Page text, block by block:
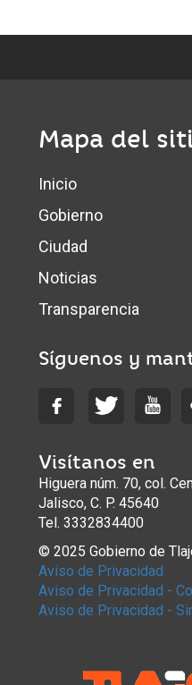
Mapa del
Inicio
Gobierno
Ciudad
Noticias
Transparencia
Síguenos y
Visítanos en
Higuera núm. 70, col.
Jalisco, C. P. 45640
Tel. 3332834400
© 2025 Gobierno de
Aviso de Privacidad
Aviso de Privacidad -
Aviso de Privacidad -